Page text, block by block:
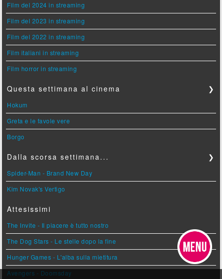
Film del 2024 in streaming
Film del 2023 in streaming
Film del 2022 in streaming
Film italiani in streaming
Film horror in streaming
Questa settimana al cinema ❯
Hokum
Greta e le favole vere
Borgo
Dalla scorsa settimana... ❯
Spider-Man - Brand New Day
Kim Novak's Vertigo
Attesissimi
The Invite - Il piacere è tutto nostro
The Dog Stars - Le stelle dopo la fine
Hunger Games - L'alba sulla mietitura
Avengers - Doomsday